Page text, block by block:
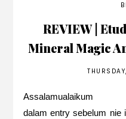
REVIEW |
Mineral Magic
Assalamualaikum
dalam entry sebelum nie